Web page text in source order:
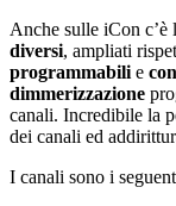
Anche sulle iCon c’è
diversi, ampliati
programmabili e
dimmerizzazione
canali. Incredibile la
dei canali ed
I canali sono i